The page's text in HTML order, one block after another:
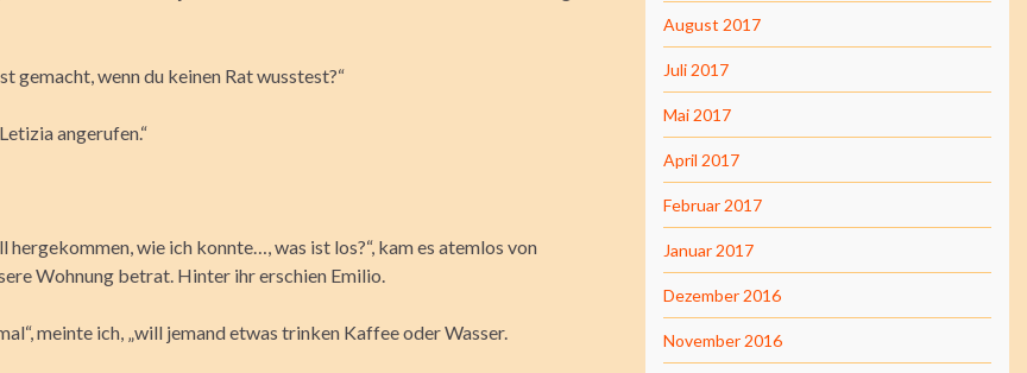
gemacht, wenn du keinen Rat wusstest?“
angerufen.“
hergekommen, wie ich konnte…, was ist los?“, kam es atemlos von
Wohnung betrat. Hinter ihr erschien Emilio.
meinte ich, „will jemand etwas trinken Kaffee oder Wasser.
August 2017
Juli 2017
Mai 2017
April 2017
Februar 2017
Januar 2017
Dezember 2016
November 2016